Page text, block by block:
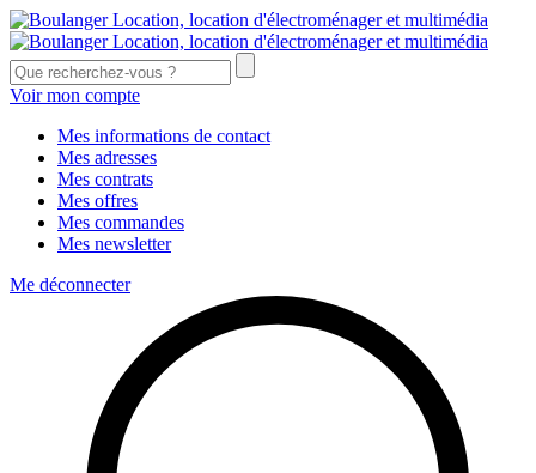
Voir mon compte
Mes informations de contact
Mes adresses
Mes contrats
Mes offres
Mes commandes
Mes newsletter
Me déconnecter